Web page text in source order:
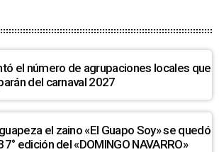
el número de agrupaciones locales que
del carnaval 2027
el zaino «El Guapo Soy» se quedó
edición del «DOMINGO NAVARRO»